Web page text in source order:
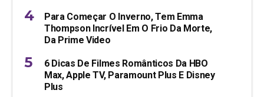
Para Começar O Inverno, Tem Emma
Thompson Incrível Em O Frio Da Morte,
Da Prime Video
6 Dicas De Filmes Românticos Da HBO
Max, Apple TV, Paramount Plus E Disney
Plus